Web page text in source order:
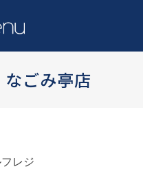
ごみ亭店
レジ